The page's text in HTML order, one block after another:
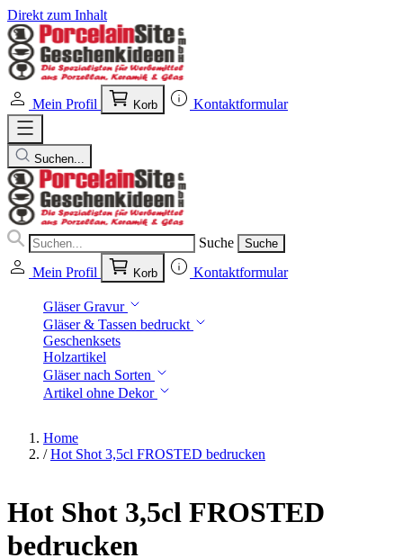
Direkt zum Inhalt
Mein Profil Korb Kontaktformular
Suchen...
Suche Suche
Mein Profil Korb Kontaktformular
Gläser Gravur
Gläser & Tassen bedruckt
Geschenksets
Holzartikel
Gläser nach Sorten
Artikel ohne Dekor
Home
/ Hot Shot 3,5cl FROSTED bedrucken
Hot Shot 3,5cl FROSTED
bedrucken